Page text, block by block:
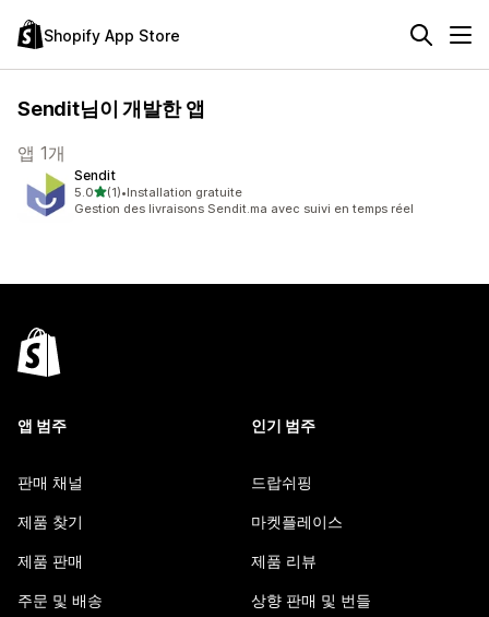
Shopify App Store
Sendit님이 개발한 앱
앱 1개
Sendit
5.0별 5개 중
(1)
총 리뷰 1개
•Installation gratuite
Gestion des livraisons Sendit.ma avec suivi en temps réel
앱 범주
판매 채널
제품 찾기
제품 판매
주문 및 배송
인기 범주
드랍쉬핑
마켓플레이스
제품 리뷰
상향 판매 및 번들